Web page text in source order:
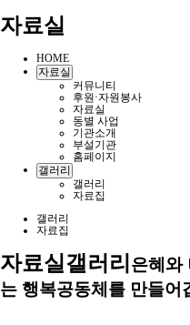
자료실
HOME
자료실
커뮤니티
후원·자원봉사
자료실
동별 사업
기관소개
부설기관
홈페이지
갤러리
갤러리
자료집
갤러리
자료집
자료실갤러리 은혜와
는 행복공동체를 만들어